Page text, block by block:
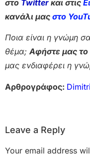
στο Twitter και στις
κανάλι μας στο
Ποια είναι η γνώμη
θέμα;Αφήστε μας
μας ενδιαφέρει η
Αρθρογράφος:
Leave a Reply
Your email address